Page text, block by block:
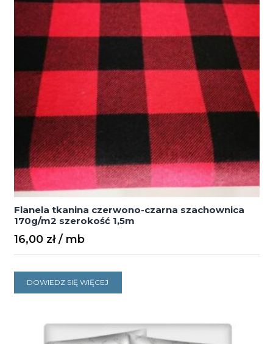
Flanela tkanina czerwono-czarna szachownica
170g/m2 szerokość 1,5m
16,00 zł
DOWIEDZ SIĘ WIĘCEJ